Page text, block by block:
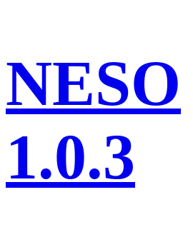
NESO
1.0.3